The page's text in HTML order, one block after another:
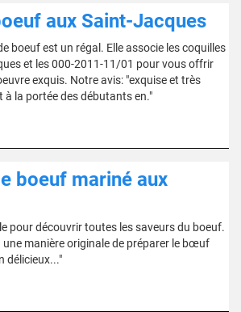
aux Saint-Jacques
boeuf est un régal. Elle associe les coquilles
et les 000-2011-11/01 pour vous offrir
exquis. Notre avis: "exquise et très
à la portée des débutants en."
boeuf mariné aux
pour découvrir toutes les saveurs du boeuf.
une manière originale de préparer le bœuf
délicieux..."